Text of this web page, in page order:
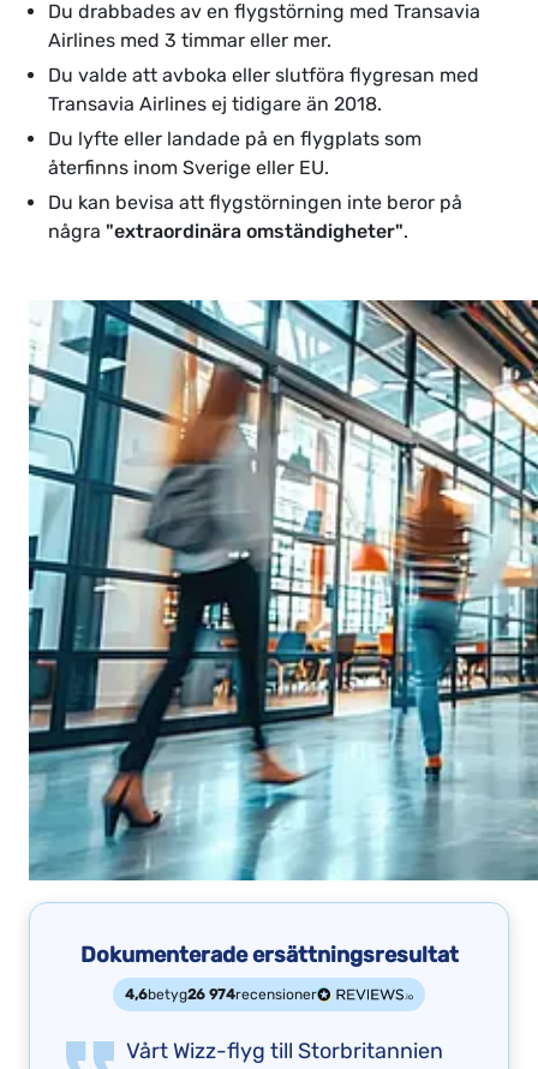
Du drabbades av en flygstörning med Transavia
Airlines med 3 timmar eller mer.
Du valde att avboka eller slutföra flygresan med
Transavia Airlines ej tidigare än 2018.
Du lyfte eller landade på en flygplats som
återfinns inom Sverige eller EU.
Du kan bevisa att flygstörningen inte beror på
några "extraordinära omständigheter".
Dokumenterade ersättningsresultat
4,6betyg26 974recensioner
Vårt Wizz-flyg till Storbritannien